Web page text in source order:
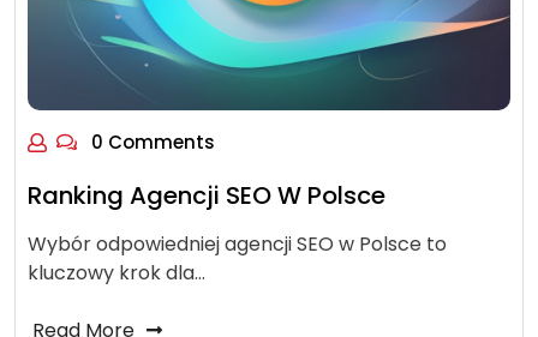
0 Comments
Ranking Agencji SEO W Polsce
Wybór odpowiedniej agencji SEO w Polsce to
kluczowy krok dla…
Read More